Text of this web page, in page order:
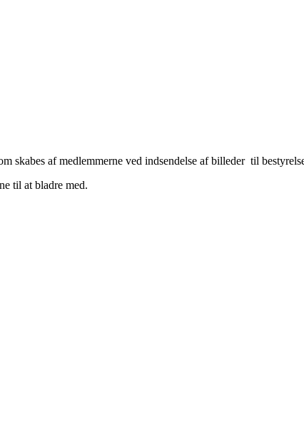
skabes af medlemmerne ved indsendelse af billeder til
til at bladre med.